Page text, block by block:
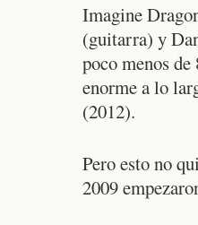
Imagine
(guitarra) y
poco menos
enorme a lo
(2012).
Pero esto no
2009